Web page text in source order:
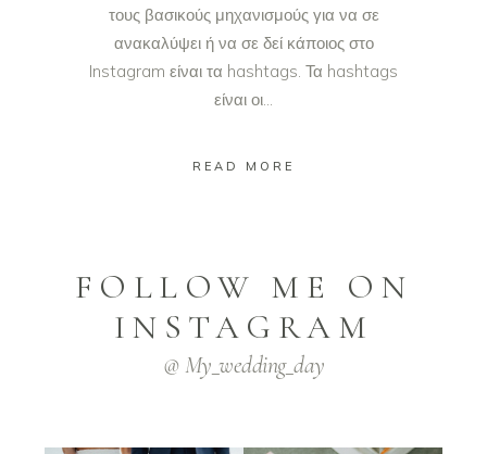
τους βασικούς μηχανισμούς για να σε
ανακαλύψει ή να σε δεί κάποιος στο
Instagram είναι τα hashtags. Τα hashtags
είναι οι...
READ MORE
FOLLOW ME ON
INSTAGRAM
@ My_wedding_day